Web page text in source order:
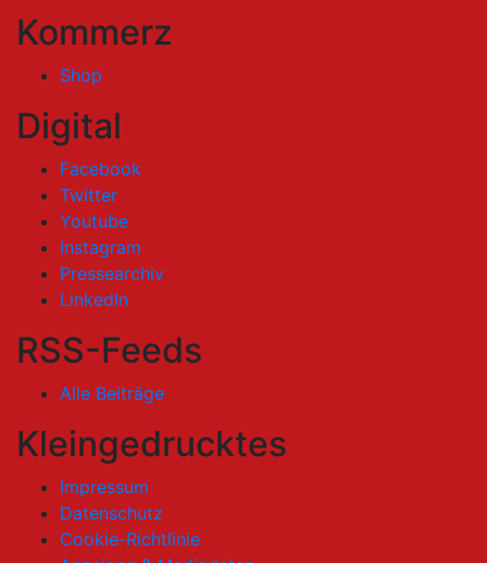
Kommerz
Shop
Digital
Facebook
Twitter
Youtube
Instagram
Pressearchiv
LinkedIn
RSS-Feeds
Alle Beiträge
Kleingedrucktes
Impressum
Datenschutz
Cookie-Richtlinie